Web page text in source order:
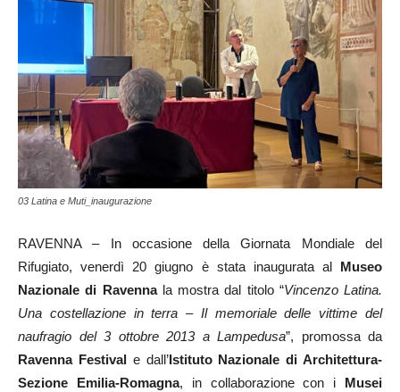
03 Latina e Muti_inaugurazione
RAVENNA – In occasione della Giornata Mondiale del
Rifugiato, venerdì 20 giugno è stata inaugurata al
Museo
Nazionale di Ravennala mostra dal titolo “Vincenzo Latina.
Una costellazione in terra – Il memoriale delle vittime del
naufragio del 3 ottobre 2013 a Lampedusa”, promossa da
Ravenna Festival e dall’Istituto Nazionale di Architettura-
Sezione Emilia-Romagna, in collaborazione con i
Musei